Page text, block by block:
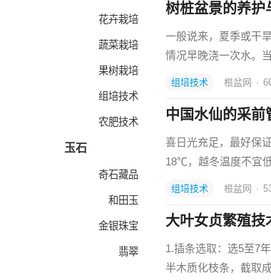
花卉栽培
蔬菜栽培
果树栽培
组培技术
农肥技术
玉石
奇石藏品
和田玉
金银珠宝
翡翠
树桩盆景的养护
一般说来，夏季或干
情况早晚浇一次水。
组培技术 根盆网 ·
中国水仙的采前
喜日光充足，最好保
18℃，越冬温度不宜
组培技术 根盆网 ·
大叶女贞繁殖技
1.插条选取：选5至7
半木质化枝条，截取